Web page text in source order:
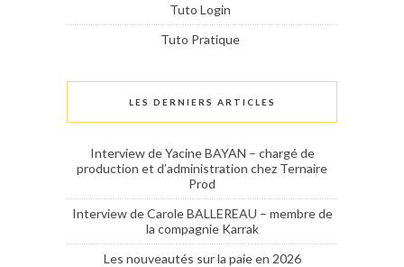
Tuto Login
Tuto Pratique
LES DERNIERS ARTICLES
Interview de Yacine BAYAN – chargé de
production et d’administration chez Ternaire
Prod
Interview de Carole BALLEREAU – membre de
la compagnie Karrak
Les nouveautés sur la paie en 2026